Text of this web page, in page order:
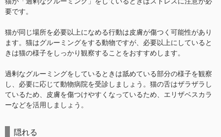
要です。
猫が同じ場所を必要以上になめる行動は皮膚が傷つく可能性があり
ます。猫はグルーミングをする動物ですが、必要以上にしていると
きは猫の様子をしっかり観察することをおすすめします。
過剰なグルーミングをしているときは舐めている部分の様子を観察
し、必要に応じて動物病院を受診しましょう。猫の舌はザラザラし
ているため、皮膚を傷つけやすくなっているため、エリザベスカラ
ーなどを活用しましょう。
隠れる